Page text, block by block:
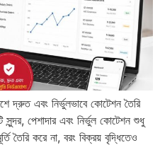
দ্রুত এবং নির্ভুলভাবে কোটেশন তৈরি
পেশাদার এবং নির্ভুল কোটেশন শুধু
তৈরি করে না, বরং বিক্রয় বৃদ্ধিতেও